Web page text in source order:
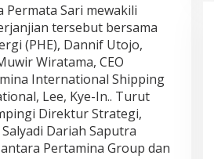
Permata Sari mewakili
tersebut bersama
(PHE), Dannif Utojo,
Wiratama, CEO
International Shipping
Lee, Kye-In.. Turut
Direktur Strategi,
Dariah Saputra
Pertamina Group dan
Farhan Raih Debut Manis di
Dunia BWF 2025.